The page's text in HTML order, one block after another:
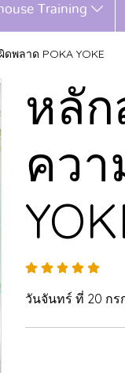
Training
พลาด POKA YOKE
หลัก
ควา
วันจันทร์ ที่ 20 กร